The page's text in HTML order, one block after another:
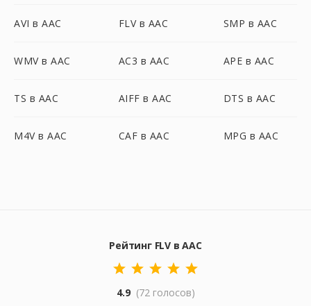
AVI в AAC FLV в AAC SMP в AAC
WMV в AAC AC3 в AAC APE в AAC
TS в AAC AIFF в AAC DTS в AAC
M4V в AAC CAF в AAC MPG в AAC
Рейтинг FLV в AAC
4.9 (72 голосов)